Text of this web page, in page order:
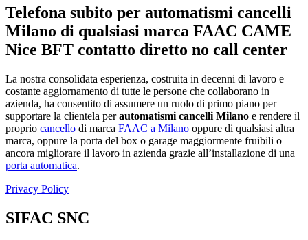
Telefona subito per automatismi cancelli
Milano di qualsiasi marca FAAC CAME
Nice BFT contatto diretto no call center
La nostra consolidata esperienza, costruita in decenni di lavoro e
costante aggiornamento di tutte le persone che collaborano in
azienda, ha consentito di assumere un ruolo di primo piano per
supportare la clientela perautomatismi cancelli Milano e rendere il
proprio cancello di marca FAAC a Milano oppure di qualsiasi altra
marca, oppure la porta del box o garage maggiormente fruibili o
ancora migliorare il lavoro in azienda grazie all’installazione di una
porta automatica.
Privacy Policy
SIFAC SNC